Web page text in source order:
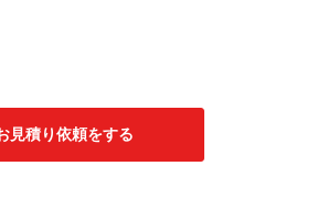
見積り依頼をする